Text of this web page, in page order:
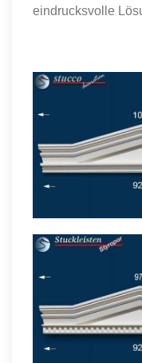
eindrucksvolle